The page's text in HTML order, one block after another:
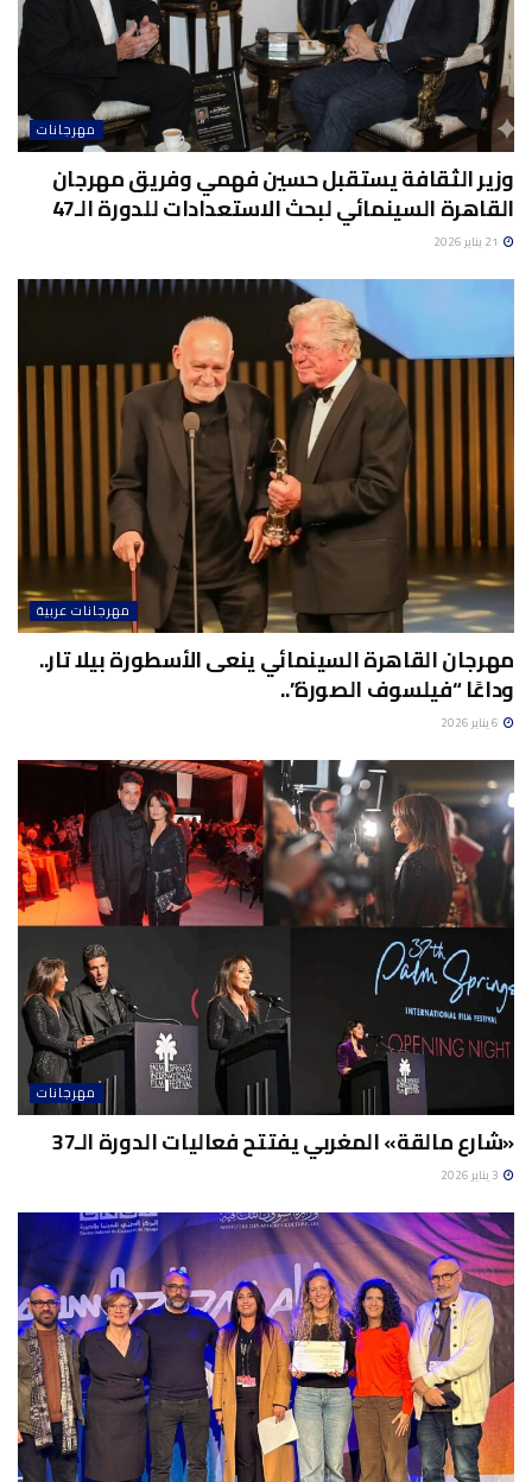
مهرجانات
وزير الثقافة يستقبل حسين فهمي وفريق مهرجان
القاهرة السينمائي لبحث الاستعدادات للدورة الـ47
مهرجانات عربية
مهرجان القاهرة السينمائي ينعى الأسطورة بيلا تار..
وداعًا “فيلسوف الصورة”..
مهرجانات
«شارع مالقة» المغربي يفتتح فعاليات الدورة الـ37